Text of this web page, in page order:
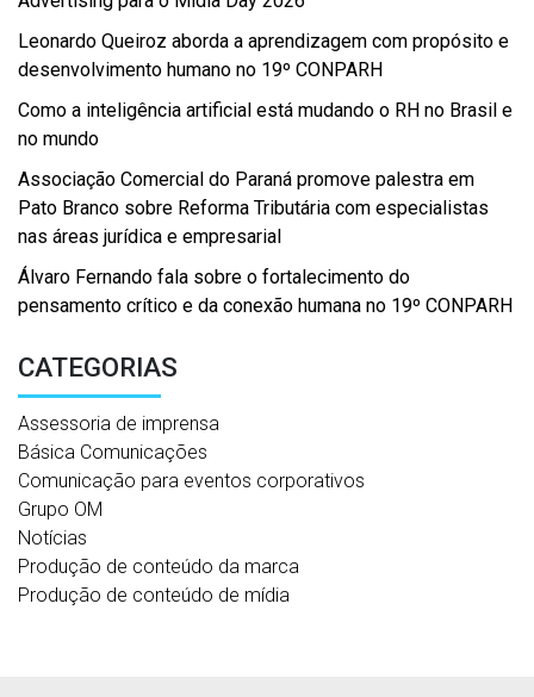
Leonardo Queiroz aborda a aprendizagem com propósito e
desenvolvimento humano no 19º CONPARH
Como a inteligência artificial está mudando o RH no Brasil e
no mundo
Associação Comercial do Paraná promove palestra em
Pato Branco sobre Reforma Tributária com especialistas
nas áreas jurídica e empresarial
Álvaro Fernando fala sobre o fortalecimento do
pensamento crítico e da conexão humana no 19º CONPARH
CATEGORIAS
Assessoria de imprensa
Básica Comunicações
Comunicação para eventos corporativos
Grupo OM
Notícias
Produção de conteúdo da marca
Produção de conteúdo de mídia